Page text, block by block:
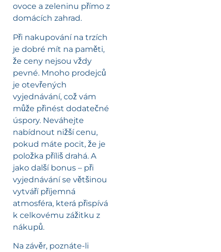
ovoce a zeleninu přímo z
domácích zahrad.
Při nakupování na trzích
je dobré mít na paměti,
že ceny nejsou vždy
pevné. Mnoho prodejců
je otevřených
vyjednávání, což vám
může přinést dodatečné
úspory. Neváhejte
nabídnout nižší cenu,
pokud máte pocit, že je
položka příliš drahá. A
jako další bonus – při
vyjednávání se většinou
vytváří příjemná
atmosféra, která přispívá
k celkovému zážitku z
nákupů.
Na závěr, poznáte-li